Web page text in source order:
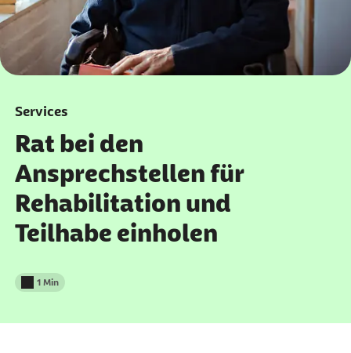
Services
Rat bei den
Ansprechstellen für
Rehabilitation und
Teilhabe einholen
Lesedauer weniger als
1 Min